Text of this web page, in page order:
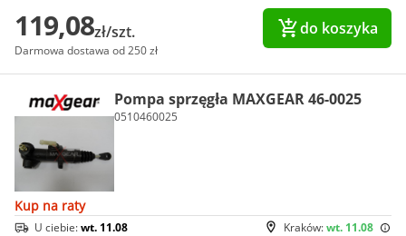
119,08zł/szt.
Darmowa dostawa od 250 zł
do koszyka
Pompa sprzęgła MAXGEAR 46-0025
0510460025
Kup na raty
Kraków:wt. 11.08
U ciebie:wt. 11.08